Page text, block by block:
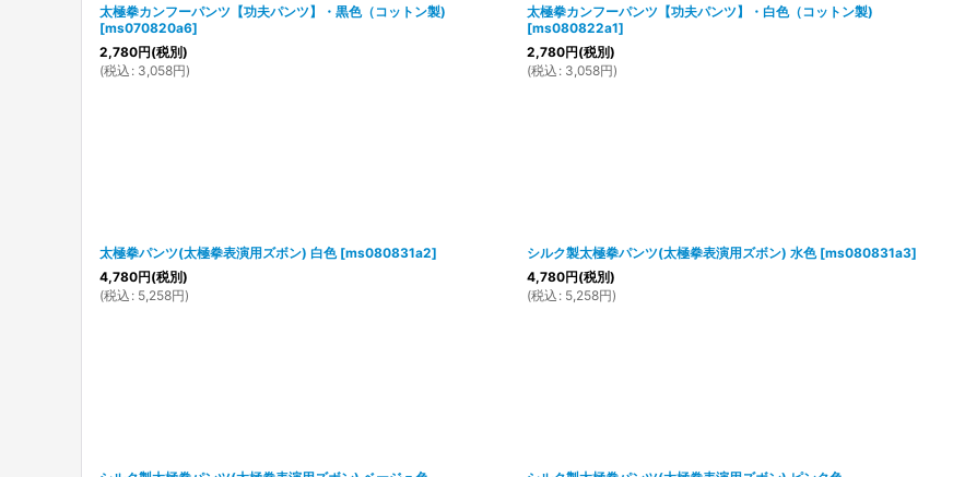
太極拳カンフーパンツ【功夫パンツ】・黒色（コットン製)
[ms070820a6]
2,780円(税別)
(税込 : 3,058円)
太極拳カンフーパンツ【功夫パンツ】・白色（コットン製)
[ms080822a1]
2,780円(税別)
(税込 : 3,058円)
太極拳パンツ(太極拳表演用ズボン) 白色 [ms080831a2]
4,780円(税別)
(税込 : 5,258円)
シルク製太極拳パンツ(太極拳表演用ズボン) 水色 [ms080831a3]
4,780円(税別)
(税込 : 5,258円)